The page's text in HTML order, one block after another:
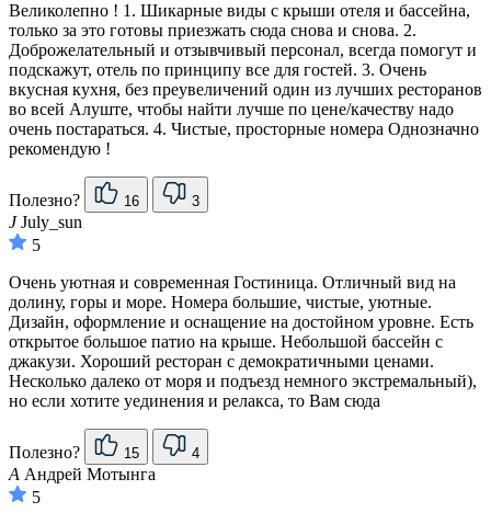
Великолепно ! 1. Шикарные виды с крыши отеля и бассейна,
только за это готовы приезжать сюда снова и снова. 2.
Доброжелательный и отзывчивый персонал, всегда помогут и
подскажут, отель по принципу все для гостей. 3. Очень
вкусная кухня, без преувеличений один из лучших ресторанов
во всей Алуште, чтобы найти лучше по цене/качеству надо
очень постараться. 4. Чистые, просторные номера Однозначно
рекомендую !
Полезно? 16 3
JJuly_sun
5
Очень уютная и современная Гостиница. Отличный вид на
долину, горы и море. Номера большие, чистые, уютные.
Дизайн, оформление и оснащение на достойном уровне. Есть
открытое большое патио на крыше. Небольшой бассейн с
джакузи. Хороший ресторан с демократичными ценами.
Несколько далеко от моря и подъезд немного экстремальный),
но если хотите уединения и релакса, то Вам сюда
Полезно? 15 4
А Андрей Мотынга
5